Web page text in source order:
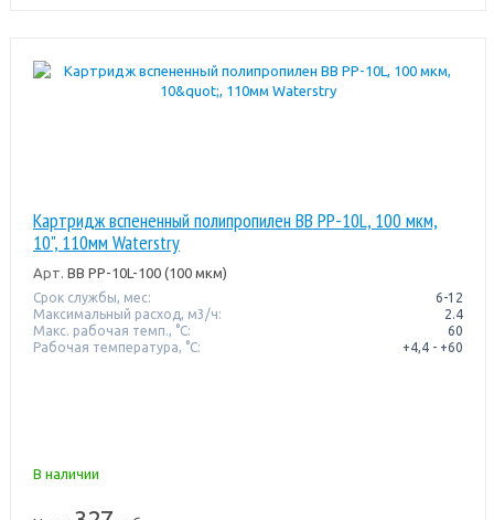
Картридж вспененный полипропилен BB PP-10L, 100 мкм,
10", 110мм Waterstry
Арт. BB PP-10L-100 (100 мкм)
Срок службы, мес:
6-12
Максимальный расход, м3/ч:
2.4
Макс. рабочая темп., °С:
60
Рабочая температура, °C:
+4,4 - +60
В наличии